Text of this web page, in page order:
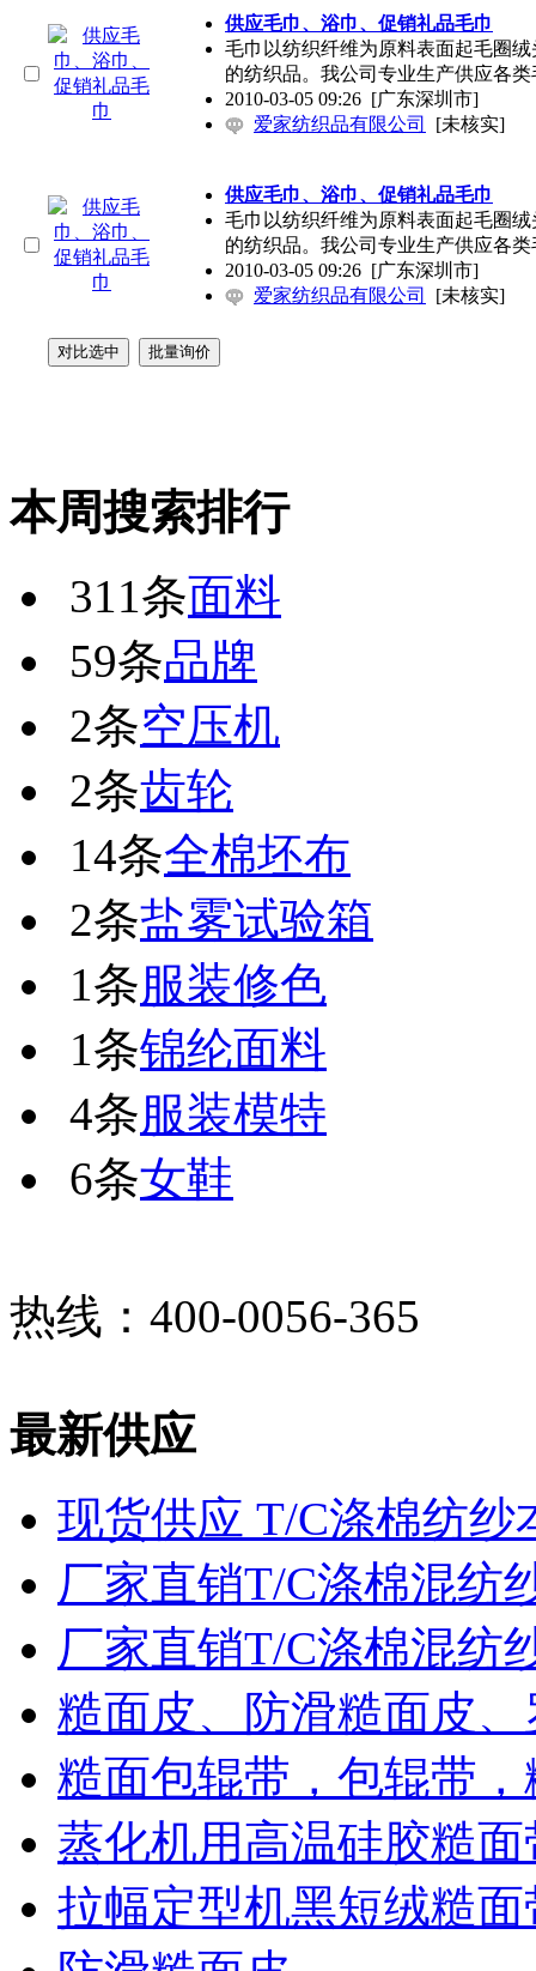
供应毛巾、浴巾、促销礼品毛巾
毛巾以纺织纤维为原料表面起毛圈
的纺织品。我公司专业生产供应各类
2010-03-05 09:26 [广东深圳市]
爱家纺织品有限公司
[未核实]
供应毛巾、浴巾、促销礼品毛巾
毛巾以纺织纤维为原料表面起毛圈
的纺织品。我公司专业生产供应各类
2010-03-05 09:26 [广东深圳市]
爱家纺织品有限公司
[未核实]
本周搜索排行
311条面料
59条品牌
2条空压机
2条齿轮
14条全棉坯布
2条盐雾试验箱
1条服装修色
1条锦纶面料
4条服装模特
6条女鞋
热线：400-0056-365
最新供应
现货供应 T/C涤棉纺纱
厂家直销T/C涤棉混纺
厂家直销T/C涤棉混纺
糙面皮、防滑糙面皮
糙面包辊带，包辊带
蒸化机用高温硅胶糙面
拉幅定型机黑短绒糙面